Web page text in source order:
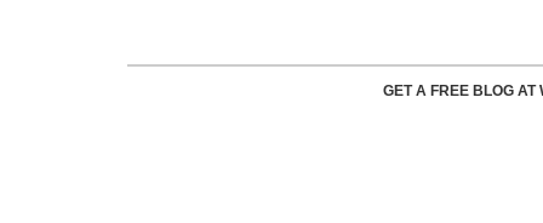
GET A FREE BLOG AT